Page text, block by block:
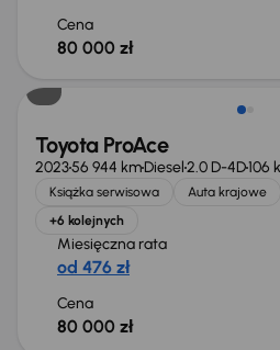
Cena
80 000 zł
Możliwość odliczenia VAT
Toyota ProAce
202356 944 kmDiesel2.0 D-4D106
Książka serwisowa Auta krajowe
+6 kolejnych
Miesięczna rata
od 476 zł
Cena
80 000 zł
Możliwość odliczenia VAT